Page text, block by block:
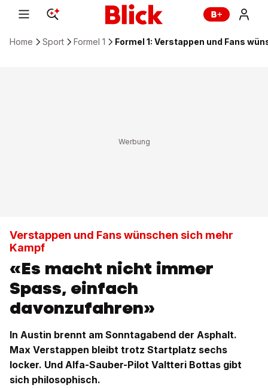
Home Sport Formel 1 Formel 1: Verstappen und Fans
Verstappen und Fans wünschen sich mehr
Kampf
«Es macht nicht immer
Spass, einfach
davonzufahren»
In Austin brennt am Sonntagabend der Asphalt.
Max Verstappen bleibt trotz Startplatz sechs
locker. Und Alfa-Sauber-Pilot Valtteri Bottas gibt
sich philosophisch.